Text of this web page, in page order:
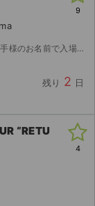
ットぴあの分配機能にてお譲りします。
残り 2 日
9
“RETU
4